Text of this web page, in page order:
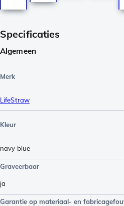
Specificaties
Algemeen
Merk
LifeStraw
Kleur
navy blue
Graveerbaar
ja
Garantie op materiaal- en